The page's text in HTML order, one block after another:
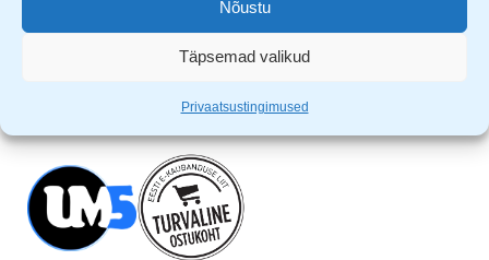
Nõustu
Täpsemad valikud
Privaatsustingimused